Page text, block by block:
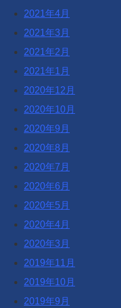
2021年4月
2021年3月
2021年2月
2021年1月
2020年12月
2020年10月
2020年9月
2020年8月
2020年7月
2020年6月
2020年5月
2020年4月
2020年3月
2019年11月
2019年10月
2019年9月